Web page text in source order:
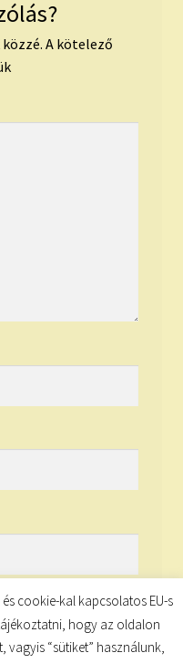
A kötelező
cookie-kal kapcsolatos EU-s
hogy az oldalon
“sütiket” használunk,